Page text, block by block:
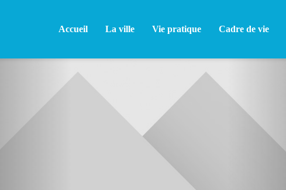
Accueil La ville Vie pratique Cadre de vie